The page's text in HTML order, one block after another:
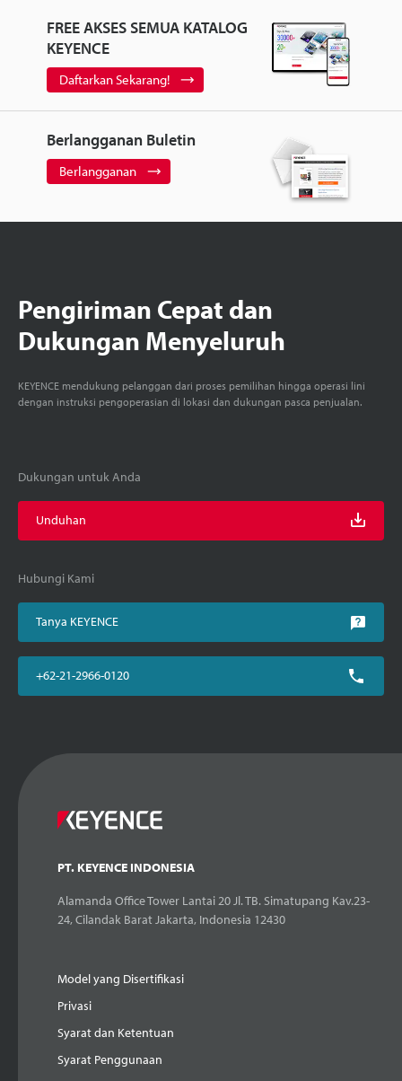
FREE AKSES SEMUA KATALOG
KEYENCE
Daftarkan Sekarang!
Berlangganan Buletin
Berlangganan
Pengiriman Cepat dan
Dukungan Menyeluruh
KEYENCE mendukung pelanggan dari proses pemilihan hingga operasi lini
dengan instruksi pengoperasian di lokasi dan dukungan pasca penjualan.
Dukungan untuk Anda
Unduhan
Hubungi Kami
Tanya KEYENCE
+62-21-2966-0120
PT. KEYENCE INDONESIA
Alamanda Office Tower Lantai 20 Jl. TB. Simatupang Kav.23-
24, Cilandak Barat Jakarta, Indonesia 12430
Model yang Disertifikasi
Privasi
Syarat dan Ketentuan
Syarat Penggunaan